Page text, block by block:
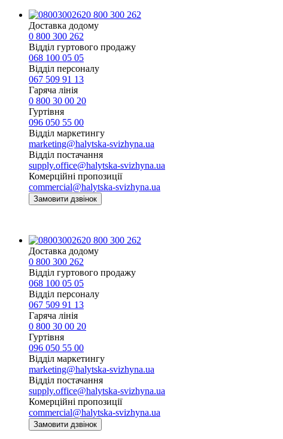
0 800 300 262
Доставка додому
0 800 300 262
Відділ гуртового продажу
068 100 05 05​
Відділ персоналу
067 509 91 13
Гаряча лінія
0 800 30 00 20
Гуртівня
096 050 55 00
Відділ маркетингу
marketing@halytska-svizhyna.ua
Відділ постачання
supply.office@halytska-svizhyna.ua
Комерційні пропозиції
commercial@halytska-svizhyna.ua
Замовити дзвінок
0 800 300 262
Доставка додому
0 800 300 262
Відділ гуртового продажу
068 100 05 05​
Відділ персоналу
067 509 91 13
Гаряча лінія
0 800 30 00 20
Гуртівня
096 050 55 00
Відділ маркетингу
marketing@halytska-svizhyna.ua
Відділ постачання
supply.office@halytska-svizhyna.ua
Комерційні пропозиції
commercial@halytska-svizhyna.ua
Замовити дзвінок